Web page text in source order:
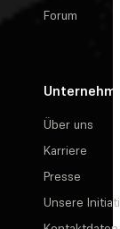
Forum
Über uns
Karriere
Presse
Unsere